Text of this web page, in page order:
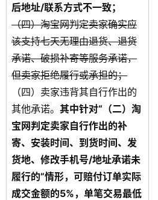
后地址/联系方式不一致；
（四）淘宝网判定卖家确实应
该支持七天无理由退货、退货
承诺、破损补寄等服务承诺，
但卖家拒绝履行或承担的；
（四）卖家违背其自行作出的
其他承诺。 其中针对“（二）淘
宝网判定卖家自行作出的补
寄、安装时间、到货时间、发
货地、修改手机号/地址承诺未
履行的”情形，可赔付订单实际
成交金额的5%，单笔交易最低